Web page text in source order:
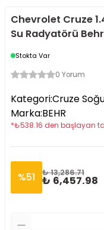
Chevrolet Cruze
Su Radyatörü
Stokta Var
0 Yorum
Kategori:Cruze
Marka:BEHR
*₺538.16 den başlayan
%51 ₺ 13,286.71
₺ 6,457.98